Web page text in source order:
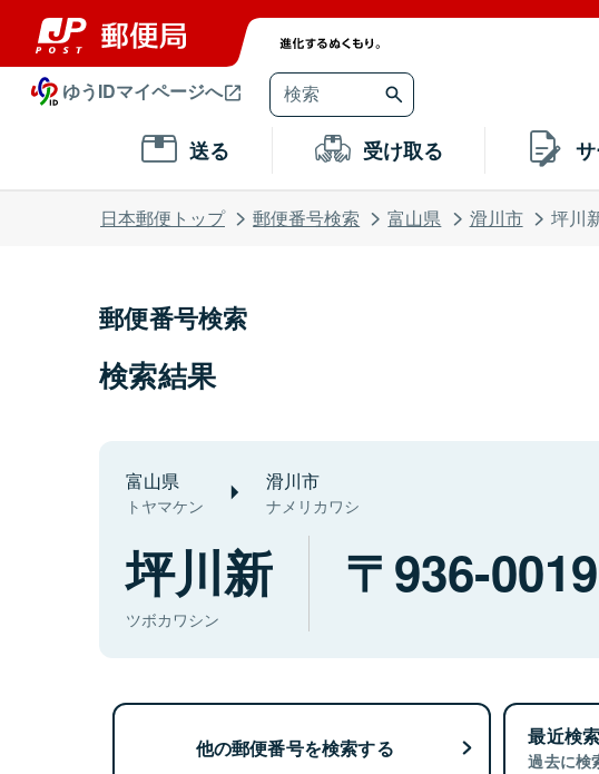
ゆうIDマイページへ
送る 受け取る
日本郵便トップ 郵便番号検索 富山県 滑川市 坪川
郵便番号検索
検索結果
富山県
トヤマケン
滑川市
ナメリカワシ
坪川新
ツボカワシン
936-0019
他の郵便番号を検索する 最近検
過去に検